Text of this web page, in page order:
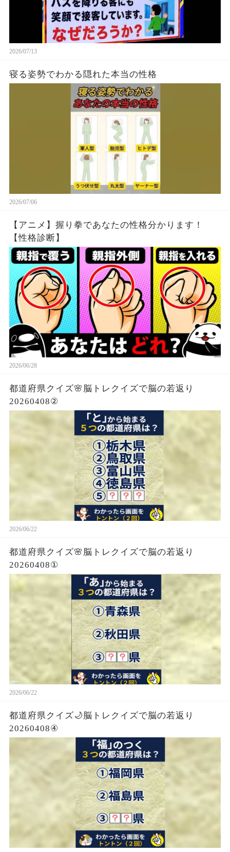
2026/07/13
寝る姿勢でわかる隠れた本当の性格
2026/07/06
【アニメ】握り拳であなたの性格分かります！
【性格診断】
2026/06/28
都道府県クイズ🌸脳トレクイズで脳の若返り
20260408②
2026/06/22
都道府県クイズ🌸脳トレクイズで脳の若返り
20260408①
2026/06/22
都道府県クイズ🌙脳トレクイズで脳の若返り
20260408④